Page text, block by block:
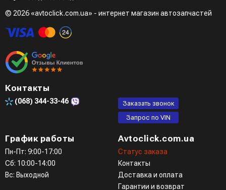
© 2026 «avtoclick.com.ua» - интернет магазин автозапчастей
Контакты
(068) 344-33-46
Заказать звонок
Запрос по VIN
График работы
Пн-Пт: 9:00-17:00
Сб: 10:00-14:00
Вс: Выходной
Avtoclick.com.ua
Статус заказа
Контакты
Доставка и оплата
Гарантии и возврат